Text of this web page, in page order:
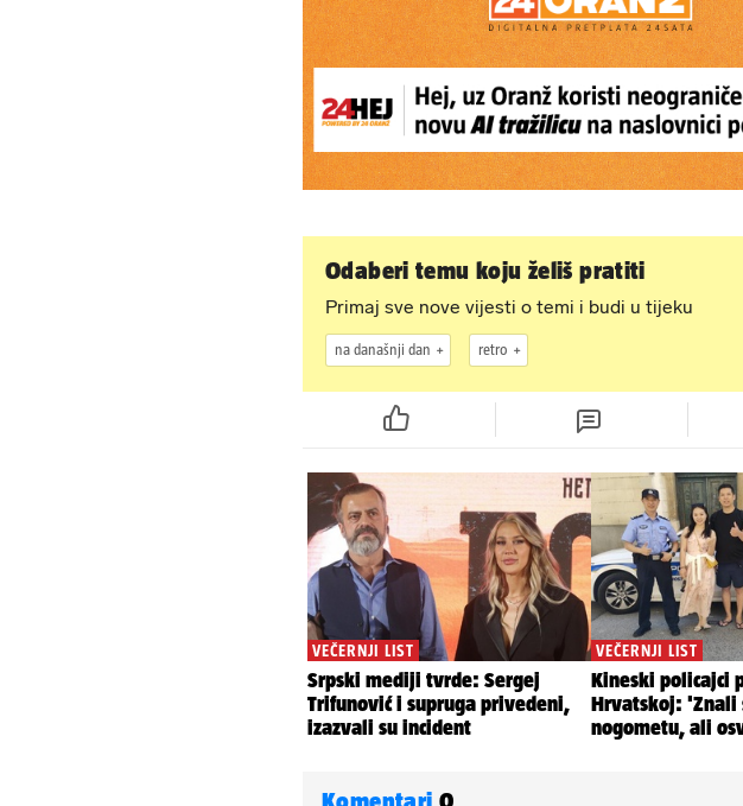
Odaberi temu koju želiš pratiti
Primaj sve nove vijesti o temi i budi u tijeku
na današnji dan retro